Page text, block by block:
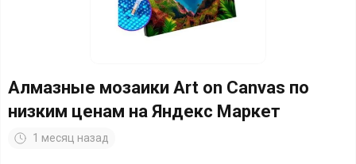
Алмазные мозаики Art on Canvas по
низким ценам на Яндекс Маркет
1 месяц назад